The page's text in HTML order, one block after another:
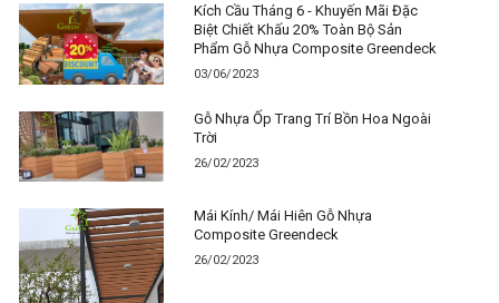
Kích Cầu Tháng 6 - Khuyến Mãi Đặc
Biệt Chiết Khấu 20% Toàn Bộ Sản
Phẩm Gỗ Nhựa Composite Greendeck
03/06/2023
Gỗ Nhựa Ốp Trang Trí Bồn Hoa Ngoài
Trời
26/02/2023
Mái Kính/ Mái Hiên Gỗ Nhựa
Composite Greendeck
26/02/2023